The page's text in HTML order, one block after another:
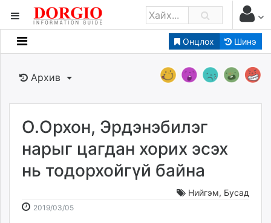
Онцлох Шинэ
Мэдээллийн
Банк санхүү
Бизнес ААН
Төрийн
Нийслэлийн
dorgio.mn
caak.mn
Архив
О.Орхон, Эрдэнэбилэг
нарыг цагдан хорих эсэх
нь тодорхойгүй байна
Нийгэм, Бусад
2019/03/052019-
2026-